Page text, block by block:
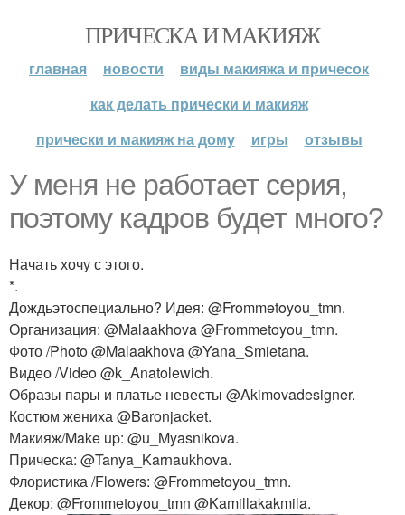
ПРИЧЕСКА И МАКИЯЖ
главная новости
виды макияжа и причесок
как делать прически и макияж
прически и макияж на дому
игры отзывы
У меня не работает серия,
поэтому кадров будет много?
Начать хочу с этого.
*.
Дождьэтоспециально? Идея: @Frommetoyou_tmn.
Организация: @Malaakhova @Frommetoyou_tmn.
Фото /Photo @Malaakhova @Yana_Smietana.
Видео /Video @k_Anatolewich.
Образы пары и платье невесты @Akimovadesigner.
Костюм жениха @Baronjacket.
Макияж/Make up: @u_Myasnikova.
Прическа: @Tanya_Karnaukhova.
Флористика /Flowers: @Frommetoyou_tmn.
Декор: @Frommetoyou_tmn @Kamillakakmila.